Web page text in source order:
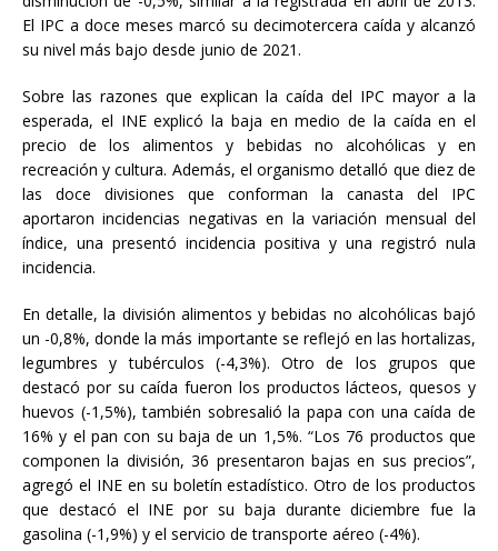
El IPC a doce meses marcó su decimotercera caída y alcanzó
su nivel más bajo desde junio de 2021.
Sobre las razones que explican la caída del IPC mayor a la
esperada, el INE explicó la baja en medio de la caída en el
precio de los alimentos y bebidas no alcohólicas y en
recreación y cultura. Además, el organismo detalló que diez de
las doce divisiones que conforman la canasta del IPC
aportaron incidencias negativas en la variación mensual del
índice, una presentó incidencia positiva y una registró nula
incidencia.
En detalle, la división alimentos y bebidas no alcohólicas bajó
un -0,8%, donde la más importante se reflejó en las hortalizas,
legumbres y tubérculos (-4,3%). Otro de los grupos que
destacó por su caída fueron los productos lácteos, quesos y
huevos (-1,5%), también sobresalió la papa con una caída de
16% y el pan con su baja de un 1,5%. “Los 76 productos que
componen la división, 36 presentaron bajas en sus precios”,
agregó el INE en su boletín estadístico. Otro de los productos
que destacó el INE por su baja durante diciembre fue la
gasolina (-1,9%) y el servicio de transporte aéreo (-4%).